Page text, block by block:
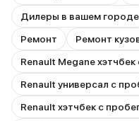
Дилеры в вашем городе
Ремонт
Ремонт
Renault Megane
Renault универсал с
Renault хэтчбек с